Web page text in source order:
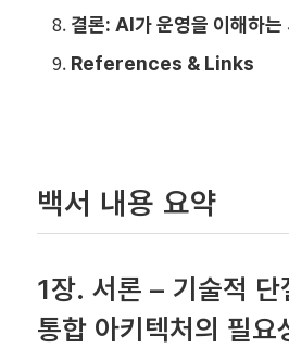
결론: AI가 운영을 이해하는
References & Links
백서 내용 요약
1장. 서론 – 기술적 단
통합 아키텍처의 필요